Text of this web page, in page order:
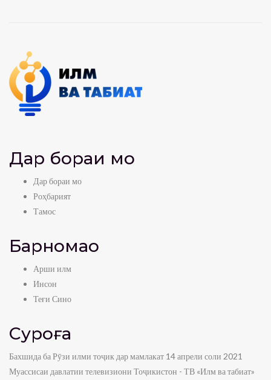
Дар бораи мо
Дар бораи мо
Роҳбарият
Тамос
Барномаҳо
Арши илм
Инсон
Теғи Сино
Суроға
Бахшида ба Рӯзи илми тоҷик дар мамлакат 14 апрели соли 2021
Муассисаи давлатии телевизиони Тоҷикистон - ТВ «Илм ва табиат»